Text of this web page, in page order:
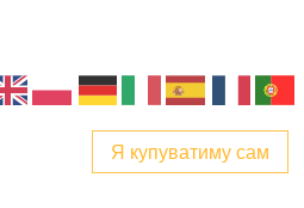
Я купуватиму сам